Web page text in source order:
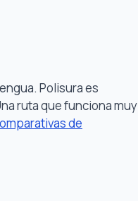
Polisura es
ruta que funciona muy
de